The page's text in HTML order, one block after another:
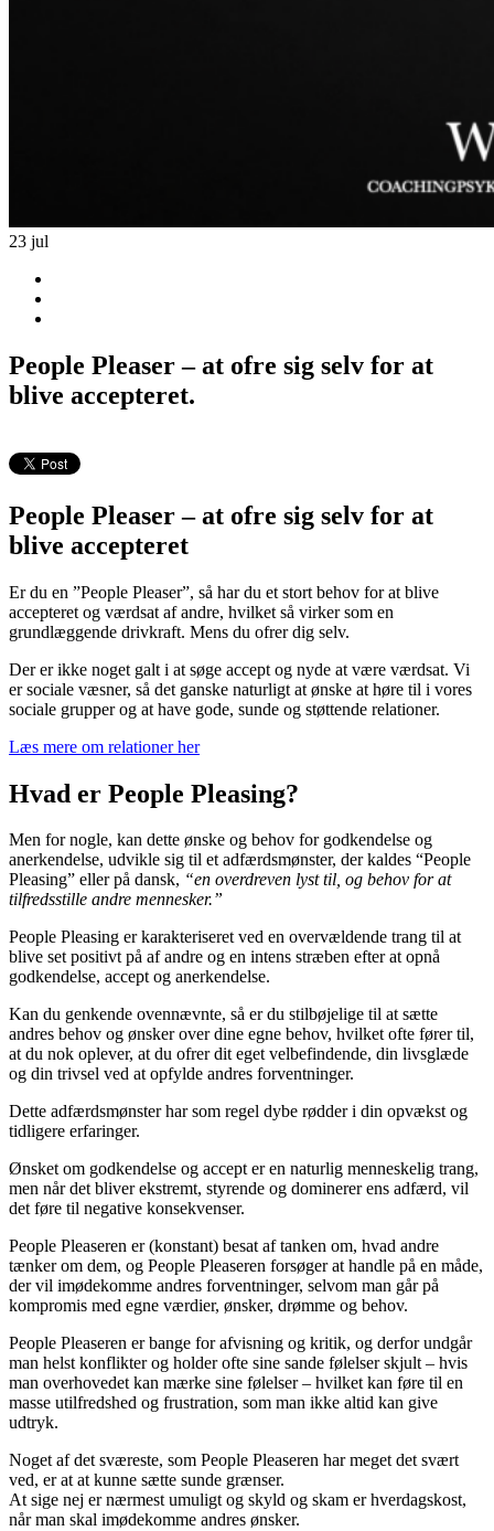
23 jul
People Pleaser – at ofre sig selv for at
blive accepteret.
People Pleaser – at ofre sig selv for at
blive accepteret
Er du en ”People Pleaser”, så har du et stort behov for at blive
accepteret og værdsat af andre, hvilket så virker som en
grundlæggende drivkraft. Mens du ofrer dig selv.
Der er ikke noget galt i at søge accept og nyde at være værdsat. Vi
er sociale væsner, så det ganske naturligt at ønske at høre til i vores
sociale grupper og at have gode, sunde og støttende relationer.
Læs mere om relationer her
Hvad er People Pleasing?
Men for nogle, kan dette ønske og behov for godkendelse og
anerkendelse, udvikle sig til et adfærdsmønster, der kaldes “People
Pleasing” eller på dansk, “en overdreven lyst til, og behov for at
tilfredsstille andre mennesker.”
People Pleasing er karakteriseret ved en overvældende trang til at
blive set positivt på af andre og en intens stræben efter at opnå
godkendelse, accept og anerkendelse.
Kan du genkende ovennævnte, så er du stilbøjelige til at sætte
andres behov og ønsker over dine egne behov, hvilket ofte fører til,
at du nok oplever, at du ofrer dit eget velbefindende, din livsglæde
og din trivsel ved at opfylde andres forventninger.
Dette adfærdsmønster har som regel dybe rødder i din opvækst og
tidligere erfaringer.
Ønsket om godkendelse og accept er en naturlig menneskelig trang,
men når det bliver ekstremt, styrende og dominerer ens adfærd, vil
det føre til negative konsekvenser.
People Pleaseren er (konstant) besat af tanken om, hvad andre
tænker om dem, og People Pleaseren forsøger at handle på en måde,
der vil imødekomme andres forventninger, selvom man går på
kompromis med egne værdier, ønsker, drømme og behov.
People Pleaseren er bange for afvisning og kritik, og derfor undgår
man helst konflikter og holder ofte sine sande følelser skjult – hvis
man overhovedet kan mærke sine følelser – hvilket kan føre til en
masse utilfredshed og frustration, som man ikke altid kan give
udtryk.
Noget af det sværeste, som People Pleaseren har meget det svært
ved, er at at kunne sætte sunde grænser.
At sige nej er nærmest umuligt og skyld og skam er hverdagskost,
når man skal imødekomme andres ønsker.